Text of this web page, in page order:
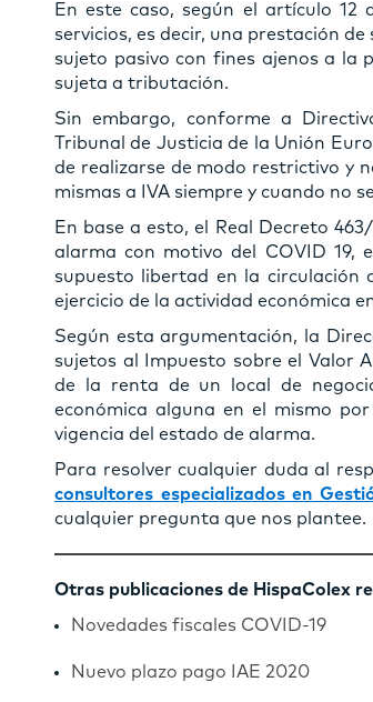
En este caso, según el artículo 12
servicios, es decir, una prestación
sujeto pasivo con fines ajenos a la
sujeta a tributación.
Sin embargo, conforme a
Tribunal de Justicia de la Unión
de realizarse de modo restrictivo y
mismas a IVA siempre y cuando no
En base a esto, el Real Decreto
alarma con motivo del COVID 19,
supuesto libertad en la circulación
ejercicio de la actividad económica
Según esta argumentación, la
sujetos al Impuesto sobre el Valor
de la renta de un local de
económica alguna en el mismo
vigencia del estado de alarma.
Para resolver cualquier duda al
consultores especializados en
cualquier pregunta que nos plantee.
Otras publicaciones de HispaColex
Novedades fiscales COVID-19
Nuevo plazo pago IAE 2020